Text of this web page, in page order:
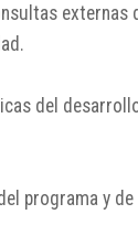
externas
del
programa y